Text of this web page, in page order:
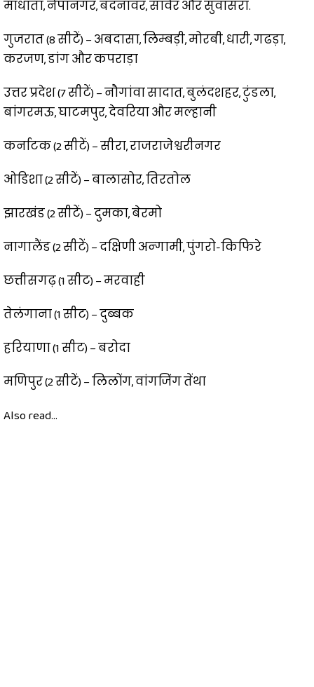
मांधाता, नेपानगर, बदनावर, सांवेर और सुवासरा.
गुजरात (8 सीटें) – अबदासा, लिम्बड़ी, मोरबी, धारी, गढड़ा,
करजण, डांग और कपराड़ा
उत्तर प्रदेश (7 सीटें) – नौगांवा सादात, बुलंदशहर, टुंडला,
बांगरमऊ, घाटमपुर, देवरिया और मल्हानी
कर्नाटक (2 सीटें) – सीरा, राजराजेश्वरीनगर
ओडिशा (2 सीटें) – बालासोर, तिरतोल
झारखंड (2 सीटें) – दुमका, बेरमो
नागालैंड (2 सीटें) – दक्षिणी अन्गामी, पुंगरो-किफिरे
छत्तीसगढ़ (1 सीट) – मरवाही
तेलंगाना (1 सीट) – दुब्बक
हरियाणा (1 सीट) – बरोदा
मणिपुर (2 सीटें) – लिलोंग, वांगजिंग तेंथा
Also read...